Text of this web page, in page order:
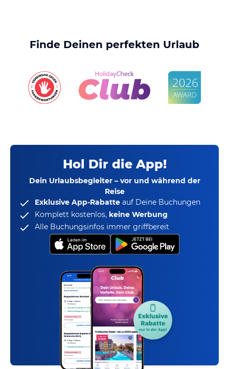
Finde Deinen perfekten Urlaub
Hol Dir die App!
Dein Urlaubsbegleiter – vor und während der
Reise
Exklusive App-Rabatte auf Deine Buchungen
Komplett kostenlos, keine Werbung
Alle Buchungsinfos immer griffbereit